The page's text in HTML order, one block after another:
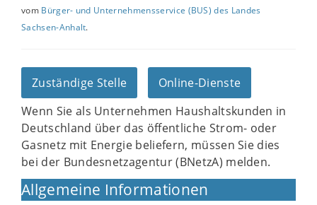
vom Bürger- und Unternehmensservice (BUS) des Landes
Sachsen-Anhalt.
Zuständige Stelle
Online-Dienste
Wenn Sie als Unternehmen Haushaltskunden in
Deutschland über das öffentliche Strom- oder
Gasnetz mit Energie beliefern, müssen Sie dies
bei der Bundesnetzagentur (BNetzA) melden.
Allgemeine Informationen